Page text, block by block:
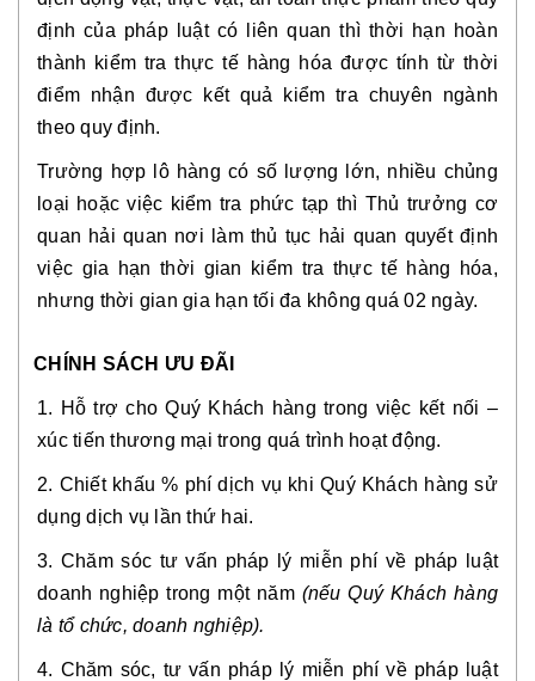
định của pháp luật có liên quan thì thời hạn hoàn
thành kiểm tra thực tế hàng hóa được tính từ thời
điểm nhận được kết quả kiểm tra chuyên ngành
theo quy định.
Trường hợp lô hàng có số lượng lớn, nhiều chủng
loại hoặc việc kiểm tra phức tạp thì Thủ trưởng cơ
quan hải quan nơi làm thủ tục hải quan quyết định
việc gia hạn thời gian kiểm tra thực tế hàng hóa,
nhưng thời gian gia hạn tối đa không quá 02 ngày.
CHÍNH SÁCH ƯU ĐÃI
1. Hỗ trợ cho Quý Khách hàng trong việc kết nối –
xúc tiến thương mại trong quá trình hoạt động.
2. Chiết khấu % phí dịch vụ khi Quý Khách hàng sử
dụng dịch vụ lần thứ hai.
3. Chăm sóc tư vấn pháp lý miễn phí về pháp luật
doanh nghiệp trong một năm (nếu Quý Khách hàng
là tổ chức, doanh nghiệp).
4. Chăm sóc, tư vấn pháp lý miễn phí về pháp luật